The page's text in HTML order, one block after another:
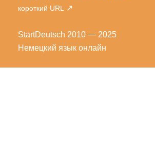
короткий URL ↗
StartDeutsch 2010 — 2025
Немецкий язык онлайн